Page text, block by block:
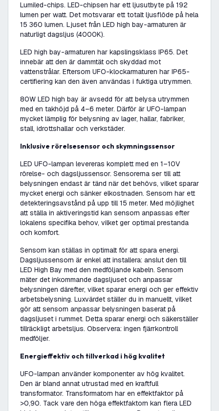
Lumiled-chips. LED-chipsen har ett ljusutbyte på 192
lumen per watt. Det motsvarar ett totalt ljusflöde på hela
15 360 lumen. Ljuset från LED high bay-armaturen är
naturligt dagsljus (4000K).
LED high bay-armaturen har kapslingsklass IP65. Det
innebär att den är dammtät och skyddad mot
vattenstrålar. Eftersom UFO-klockarmaturen har IP65-
certifiering kan den även användas i fuktiga utrymmen.
80W LED high bay är avsedd för att belysa utrymmen
med en takhöjd på 4–6 meter. Därför är UFO-lampan
mycket lämplig för belysning av lager, hallar, fabriker,
stall, idrottshallar och verkstäder.
Inklusive rörelsesensor och skymningssensor
LED UFO-lampan levereras komplett med en 1–10V
rörelse- och dagsljussensor. Sensorerna ser till att
belysningen endast är tänd när det behövs, vilket sparar
mycket energi och sänker elkostnaden. Sensorn har ett
detekteringsavstånd på upp till 15 meter. Med möjlighet
att ställa in aktiveringstid kan sensorn anpassas efter
lokalens specifika behov, vilket ger optimal prestanda
och komfort.
Sensorn kan ställas in optimalt för att spara energi.
Dagsljussensorn är enkel att installera: anslut den till
LED High Bay med den medföljande kabeln. Sensorn
mäter det inkommande dagsljuset och anpassar
belysningen därefter, vilket sparar energi och ger effektiv
arbetsbelysning. Luxvärdet ställer du in manuellt, vilket
gör att sensorn anpassar belysningen baserat på
dagsljuset i rummet. Detta sparar energi och säkerställer
tillräckligt arbetsljus. Observera: ingen fjärrkontroll
medföljer.
Energieffektiv och tillverkad i hög kvalitet
UFO-lampan använder komponenter av hög kvalitet.
Den är bland annat utrustad med en kraftfull
transformator. Transformatorn har en effektfaktor på
>0,90. Tack vare den höga effektfaktorn kan flera LED